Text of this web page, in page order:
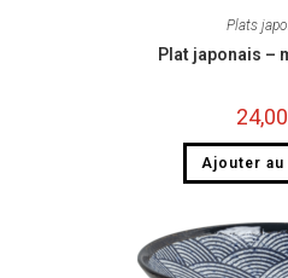
Plats
Plat japonais –
24,00
Ajouter au